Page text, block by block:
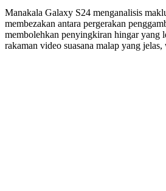
Manakala Galaxy S24 menganalisis
membezakan antara pergerakan
membolehkan penyingkiran hingar yang
rakaman video suasana malap yang